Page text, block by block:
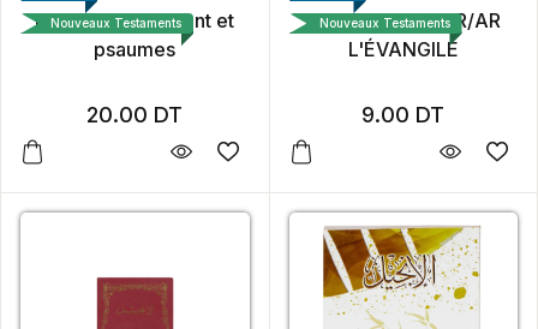
Nouveau testament et
psaumes
20.00 DT
Nouveaux Testaments
La Sainte Bible FR/AR
L'ÉVANGILE
9.00 DT
Nouveaux Testaments